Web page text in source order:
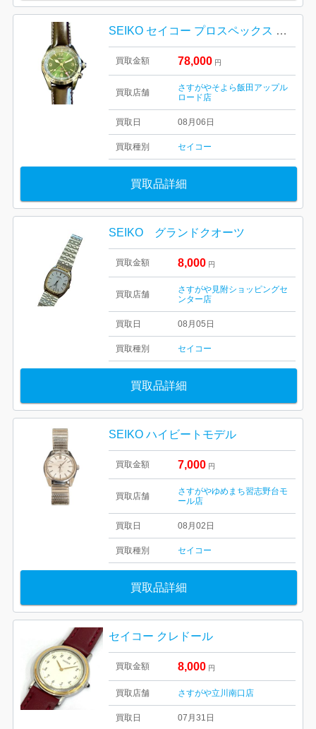
SEIKO セイコー プロスペックス アルピニスト GMT
買取金額 78,000 円
買取店舗
さすがやそよら飯田アップル
ロード店
買取日 08月06日
買取種別 セイコー
買取品詳細
SEIKO グランドクオーツ
買取金額 8,000 円
買取店舗
さすがや見附ショッピングセ
ンター店
買取日 08月05日
買取種別 セイコー
買取品詳細
SEIKO ハイビートモデル
買取金額 7,000 円
買取店舗
さすがやゆめまち習志野台モ
ール店
買取日 08月02日
買取種別 セイコー
買取品詳細
セイコー クレドール
買取金額 8,000 円
買取店舗 さすがや立川南口店
買取日 07月31日